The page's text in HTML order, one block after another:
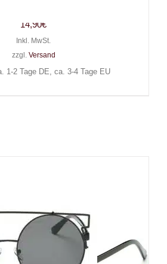
14,90€
Inkl. MwSt.
zzgl. Versand
1-2 Tage DE, ca. 3-4 Tage EU